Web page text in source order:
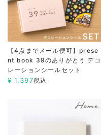
【4点までメール便可】prese
nt book 39のありがとう デコ
レーションシールセット
¥ 1,397税込